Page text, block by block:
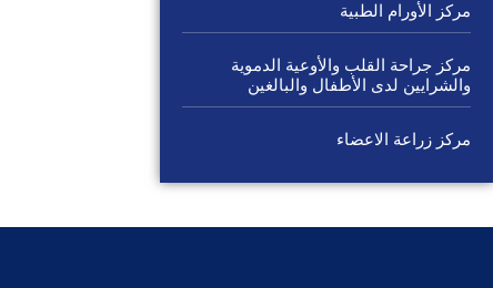
مركز الأورام الطبية
مركز جراحة القلب والأوعية الدموية
والشرايين لدى الأطفال والبالغين
مركز زراعة الاعضاء